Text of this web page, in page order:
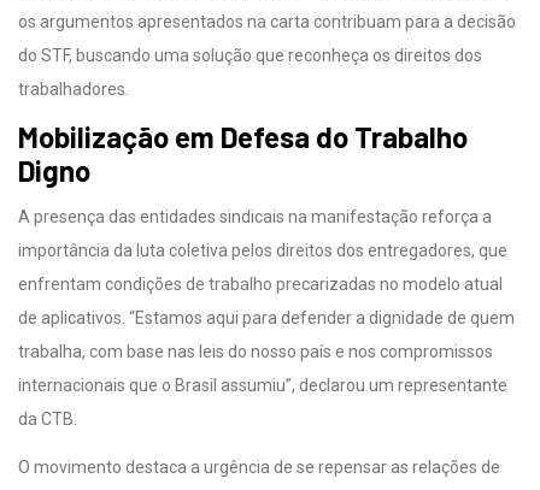
os argumentos apresentados na carta contribuam para a decisão
do STF, buscando uma solução que reconheça os direitos dos
trabalhadores.
Mobilização em Defesa do Trabalho
Digno
A presença das entidades sindicais na manifestação reforça a
importância da luta coletiva pelos direitos dos entregadores, que
enfrentam condições de trabalho precarizadas no modelo atual
de aplicativos. “Estamos aqui para defender a dignidade de quem
trabalha, com base nas leis do nosso país e nos compromissos
internacionais que o Brasil assumiu”, declarou um representante
da CTB.
O movimento destaca a urgência de se repensar as relações de